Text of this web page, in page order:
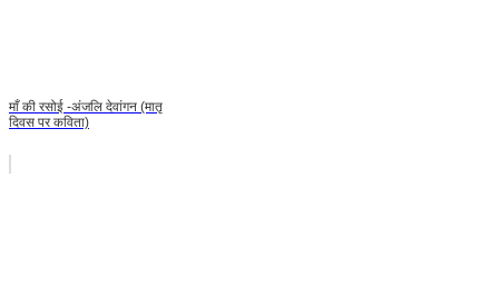
माँ की रसोई -अंजलि देवांगन (मातृ
दिवस पर कविता)